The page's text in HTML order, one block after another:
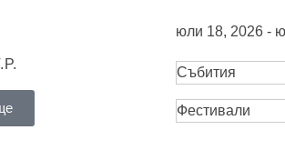
юли 18, 2026 -
Събития
Фестивали